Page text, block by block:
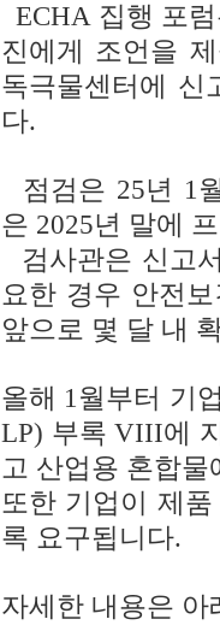
ECHA 집행 포
진에게 조언을
독극물센터에 신
다.
점검은 25년 1
은 2025년 말에
검사관은 신고
요한 경우 안전보
앞으로 몇 달 내
올해 1월부터 기
LP) 부록VIII에
고 산업용 혼합
또한 기업이 제
록 요구됩니다.
자세한 내용은 아